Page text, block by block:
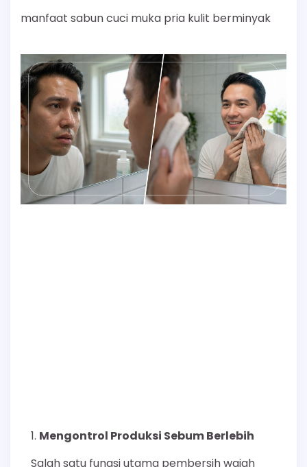
manfaat sabun cuci muka pria kulit berminyak
Mengontrol Produksi Sebum Berlebih
Salah satu fungsi utama pembersih wajah